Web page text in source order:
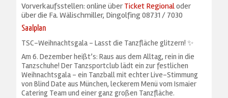
Vorverkaufsstellen: online über Ticket Regionaloder
über die Fa. Wälischmiller, Dingolfing 08731 / 7030
Saalplan
TSC-Weihnachtsgala – Lasst die Tanzfläche glitzern! ✨
Am 6. Dezember heißt’s: Raus aus dem Alltag, rein in die
Tanzschuhe! Der Tanzsportclub lädt ein zur festlichen
Weihnachtsgala – ein Tanzball mit echter Live-Stimmung
von Blind Date aus München, leckerem Menü vom Ismaier
Catering Team und einer ganz großen Tanzfläche.